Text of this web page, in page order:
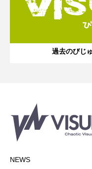
過去のびじ
NEWS